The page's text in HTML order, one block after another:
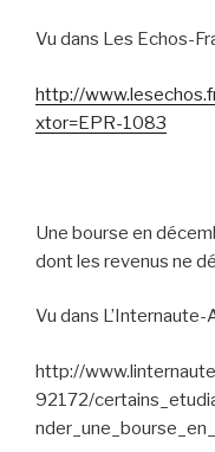
Vu dans Les Echos-
http://
xtor=EPR-1083
Une bourse en
dont les revenus ne
Vu dans
http://
92172/